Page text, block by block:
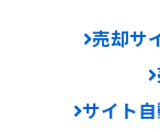
売却サ
サイト自